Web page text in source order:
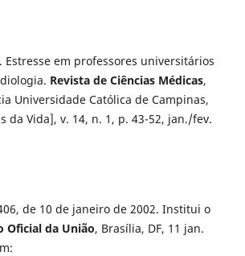
Estresse em professores universitários
Revista de Ciências Médicas,
Universidade Católica de Campinas,
da Vida], v. 14, n. 1, p. 43-52, jan./fev.
de 10 de janeiro de 2002. Institui o
Oficial da União, Brasília, DF, 11 jan.